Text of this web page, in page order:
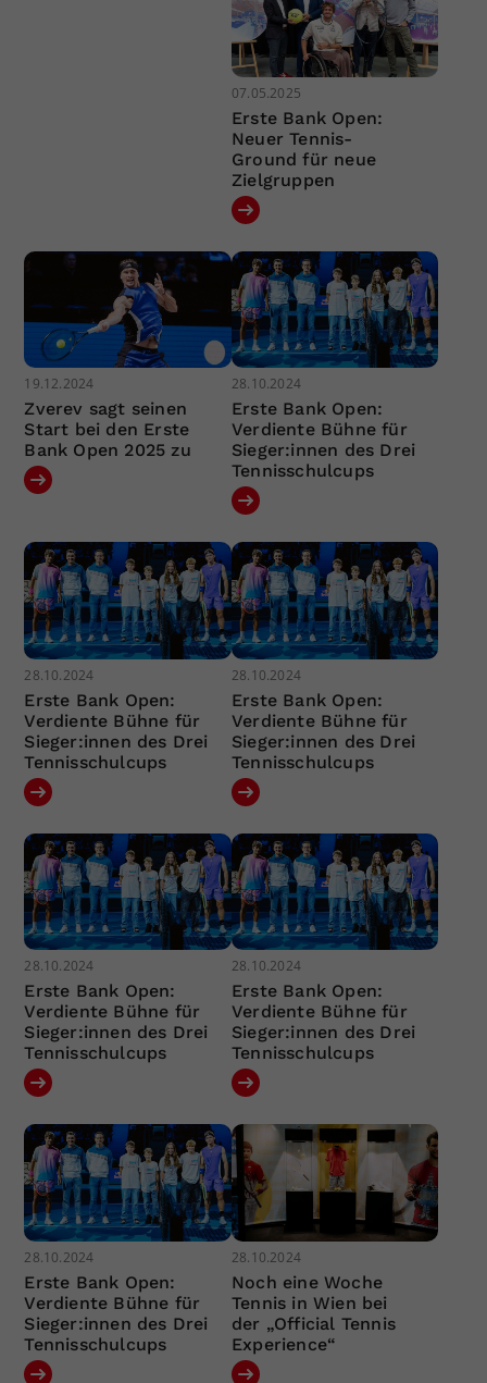
07.05.2025
Erste Bank Open:
Neuer Tennis-
Ground für neue
Zielgruppen
19.12.2024
Zverev sagt seinen
Start bei den Erste
Bank Open 2025 zu
28.10.2024
Erste Bank Open:
Verdiente Bühne für
Sieger:innen des Drei
Tennisschulcups
28.10.2024
Erste Bank Open:
Verdiente Bühne für
Sieger:innen des Drei
Tennisschulcups
28.10.2024
Erste Bank Open:
Verdiente Bühne für
Sieger:innen des Drei
Tennisschulcups
28.10.2024
Erste Bank Open:
Verdiente Bühne für
Sieger:innen des Drei
Tennisschulcups
28.10.2024
Erste Bank Open:
Verdiente Bühne für
Sieger:innen des Drei
Tennisschulcups
28.10.2024
Erste Bank Open:
Verdiente Bühne für
Sieger:innen des Drei
Tennisschulcups
28.10.2024
Noch eine Woche
Tennis in Wien bei
der „Official Tennis
Experience“